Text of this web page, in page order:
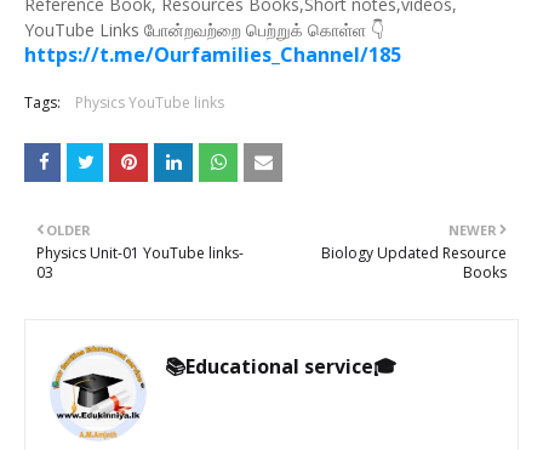
YouTube Links போன்றவற்றை பெற்றுக் கொள்ள 👇
https://t.me/Ourfamilies_Channel/185
Tags: Physics YouTube links
NEWER
Biology Updated Resource
Books
OLDER
Physics Unit-01 YouTube links-
03
📚Educational service🎓